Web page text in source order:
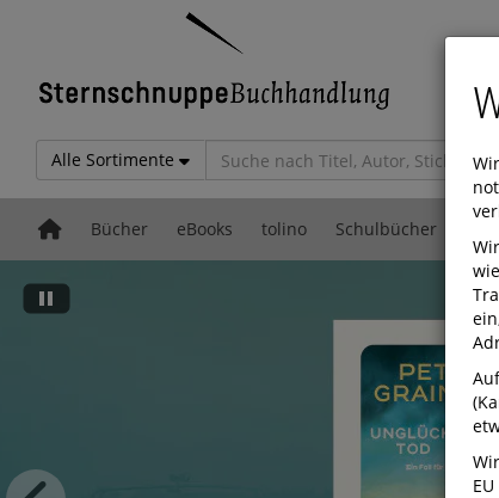
Alle Sortimente
Bücher eBooks tolino Schulbücher